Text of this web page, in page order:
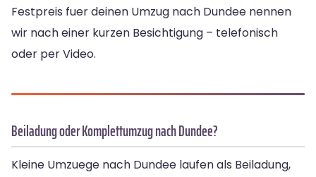
Festpreis fuer deinen Umzug nach Dundee nennen
wir nach einer kurzen Besichtigung – telefonisch
oder per Video.
Beiladung oder Komplettumzug nach Dundee?
Kleine Umzuege nach Dundee laufen als Beiladung,